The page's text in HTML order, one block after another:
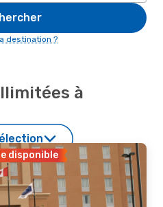
destination ?
à
disponible